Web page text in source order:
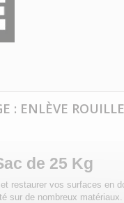
: ENLÈVE
de 25 Kg
restaurer vos surfaces en
sur de nombreux matériaux.